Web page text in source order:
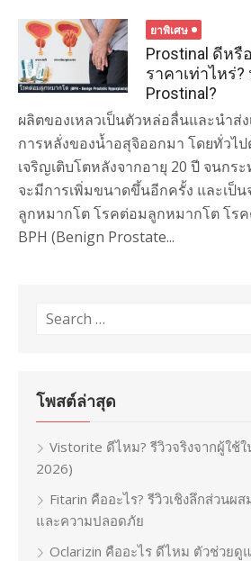
ยาพิเศษ
Prostinal ดีหรื
ราคาเท่าไหร่
Prostinal?
ผลิตของเหลวเป็นตัวหล่อลื่นและนำส่
การหลั่งของน้ำอสุจิออกมา โดยทั่วไ
เจริญเติบโตหลังจากอายุ 20 ปี จนกร
จะมีการเพิ่มขนาดขึ้นอีกครั้ง และเป็
ลูกหมากโต โรคต่อมลูกหมากโต โร
BPH (Benign Prostate...
Search
โพสต์ล่าสุด
Vistorite ดีไหม? รีวิวจริงจากผู้ใช้
2026)
Fitarin คืออะไร? รีวิวเชิงลึกส่วนผ
และความปลอดภัย
Oclarizin คืออะไร ดีไหม ตัวช่วย